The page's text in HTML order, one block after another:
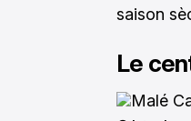
saison
Le